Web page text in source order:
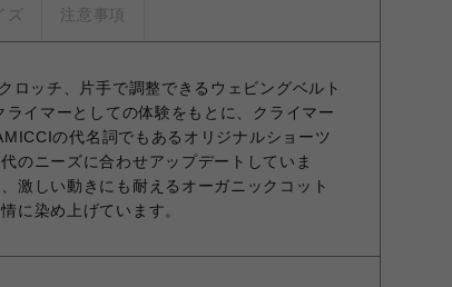
ズ 注意事項
ロッチ、片手で調整できるウェビングベルト
イマーとしての体験をもとに、クライマー
の代名詞でもあるオリジナルショーツ
のニーズに合わせアップデートしていま
激しい動きにも耐えるオーガニックコット
に染め上げています。